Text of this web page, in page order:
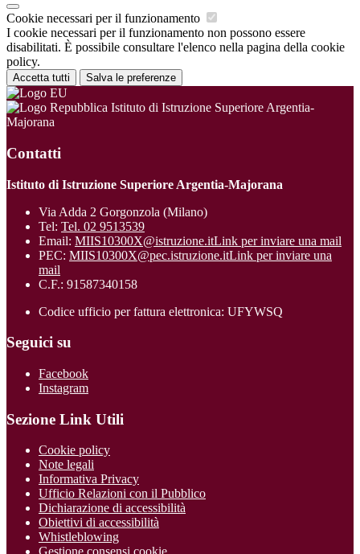
Cookie necessari per il funzionamento
I cookie necessari per il funzionamento non possono essere
disabilitati. È possibile consultare l'elenco nella pagina della cookie
policy.
Accetta tutti Salva le preferenze
Istituto di Istruzione Superiore Argentia-
Majorana
Contatti
Istituto di Istruzione Superiore Argentia-Majorana
Via Adda 2 Gorgonzola (Milano)
Tel: Tel. 02 9513539
Email: MIIS10300X@istruzione.itLink per inviare una mail
PEC: MIIS10300X@pec.istruzione.itLink per inviare una
mail
C.F.: 91587340158
Codice ufficio per fattura elettronica: UFYWSQ
Seguici su
Facebook
Instagram
Sezione Link Utili
Cookie policy
Note legali
Informativa Privacy
Ufficio Relazioni con il Pubblico
Dichiarazione di accessibilità
Obiettivi di accessibilità
Whistleblowing